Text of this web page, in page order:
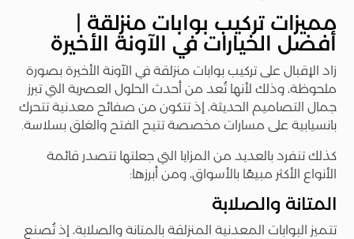
مميزات تركيب بوابات منزلقة |
أفضل الخيارات في الآونة الأخيرة
زاد الإقبال على تركيب بوابات منزلقة في الآونة الأخيرة بصورة
ملحوظة، وذلك لأنها تُعد من أحدث الحلول العصرية التي تبرز
جمال التصاميم الحديثة، إذ تتكون من صفائح معدنية تتحرك
بانسيابية على مسارات مخصصة تتيح الفتح والغلق بسلاسة.
كذلك تنفرد بالعديد من المزايا التي جعلتها تتصدر قائمة
الأنواع الأكثر مبيعًا بالأسواق، ومن أبرزها:
المتانة والصلابة
تتميز البوابات المعدنية المنزلقة بالمتانة والصلابة، إذ تُصنع